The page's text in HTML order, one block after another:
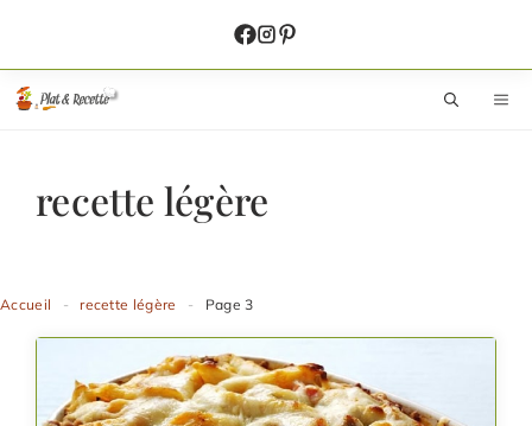
contenu
recette légère
Accueil - recette légère - Page 3